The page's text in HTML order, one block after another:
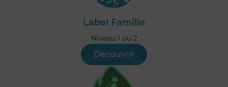
Label Famille
Niveau 1 ou 2
Découvrir